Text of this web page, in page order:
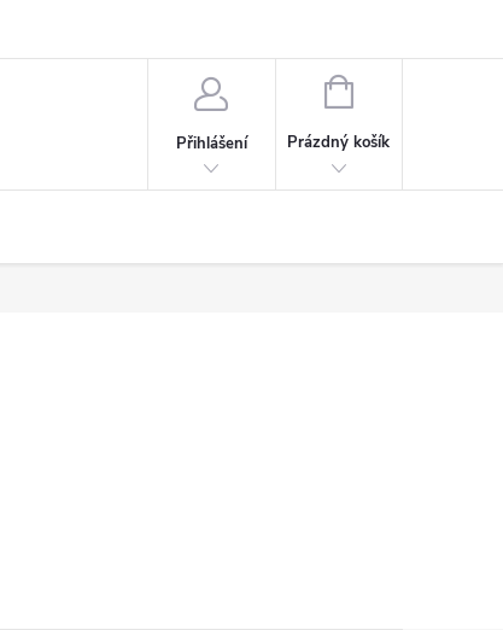
Přihlášení
NÁKUPNÍ
Prázdný košík